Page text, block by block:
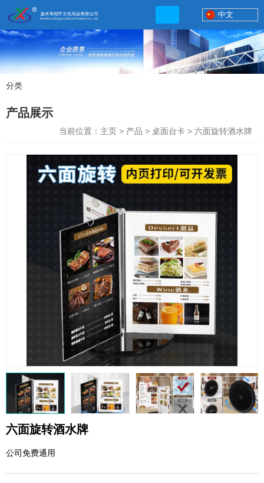
联系电话
http://xybp.tmall.com http://wzxybp.1688.com
中文
分类
产品展示
当前位置：主页 > 产品 > 桌面台卡 > 六面旋转酒水牌
六面旋转酒水牌
公司免费通用